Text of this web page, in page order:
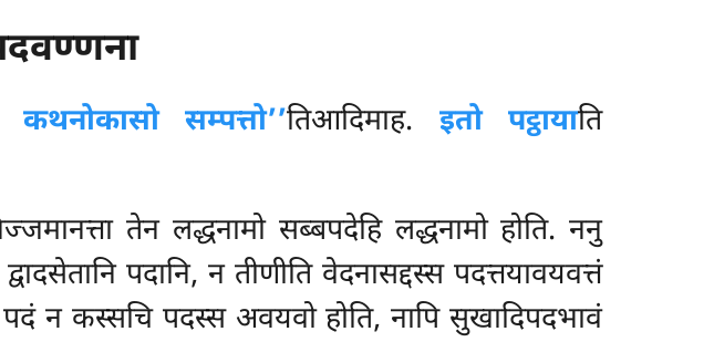
सम्पत्तो’’तिआदिमाह. इतो पट्ठायाति
तेन लद्धनामो सब्बपदेहि लद्धनामो होति. ननु
पदानि, न तीणीति वेदनासद्दस्स पदत्तयावयवत्तं
पदं न कस्सचि पदस्स अवयवो होति, नापि सुखादिपदभावं